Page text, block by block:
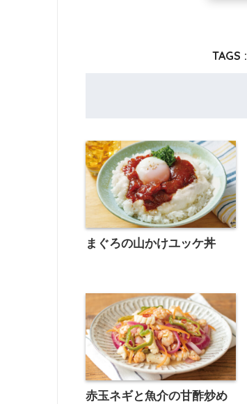
TAGS :
まぐろの山かけユッケ丼
赤玉ネギと魚介の甘酢炒め